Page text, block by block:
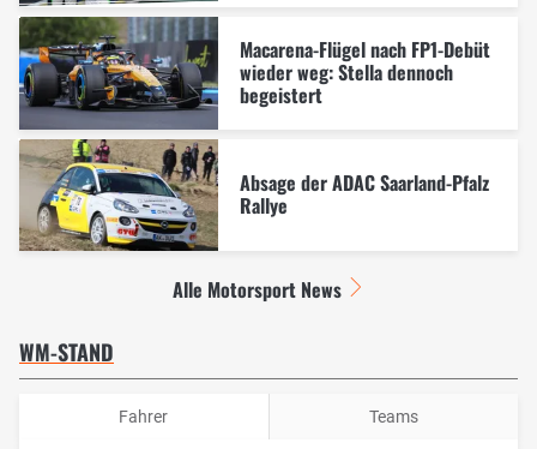
Macarena-Flügel nach FP1-Debüt
wieder weg: Stella dennoch
begeistert
Absage der ADAC Saarland-Pfalz
Rallye
Alle Motorsport News
WM-STAND
Fahrer Teams